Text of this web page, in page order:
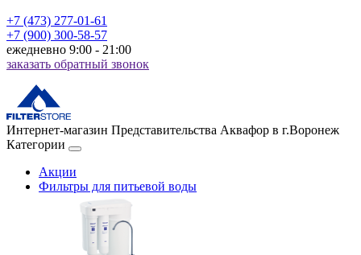
+7 (473) 277-01-61
+7 (900) 300-58-57
ежедневно 9:00 - 21:00
заказать обратный звонок
Интернет-магазин Представительства Аквафор в г.Воронеж
Категории
Акции
Фильтры для питьевой воды